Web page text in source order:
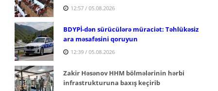
12:57 / 05.08.2026
BDYPİ-dən sürücülərə müraciət: Təhlükəsiz
ara məsafəsini qoruyun
12:39 / 05.08.2026
Zakir Həsənov HHM bölmələrinin hərbi
infrastrukturuna baxış keçirib